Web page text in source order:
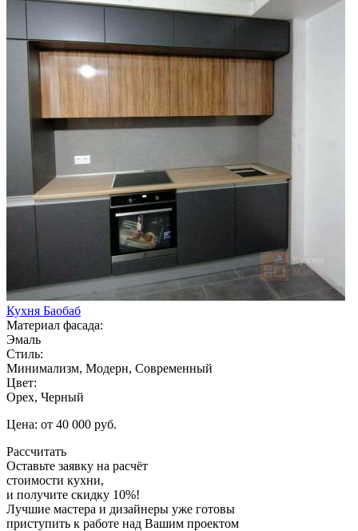
Кухня Баобаб
Материал фасада:
Эмаль
Стиль:
Минимализм, Модерн, Современный
Цвет:
Орех, Черный
Цена: от 40 000 руб.
Рассчитать
Оставьте заявку на расчёт
стоимости кухни,
и получите скидку 10%!
Лучшие мастера и дизайнеры уже готовы
приступить к работе над Вашим проектом